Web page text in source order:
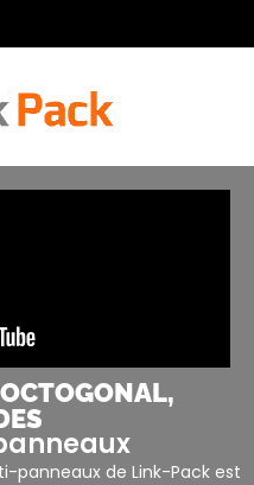
panneaux de Link-Pack est